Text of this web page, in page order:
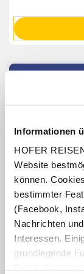
Informationen
HOFER
Website
können.
bestimmter
(Facebook,
Nachrichten
Interessen.
grundlegende
(31.12.26)
Benutzung
inkl. Tee-Bar
online)
Kärnten
Zeitraum
Wörthersee